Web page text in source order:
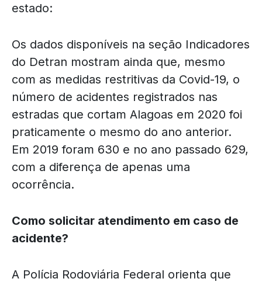
estado:
Os dados disponíveis na seção Indicadores
do Detran mostram ainda que, mesmo
com as medidas restritivas da Covid-19, o
número de acidentes registrados nas
estradas que cortam Alagoas em 2020 foi
praticamente o mesmo do ano anterior.
Em 2019 foram 630 e no ano passado 629,
com a diferença de apenas uma
ocorrência.
Como solicitar atendimento em caso de
acidente?
A Polícia Rodoviária Federal orienta que